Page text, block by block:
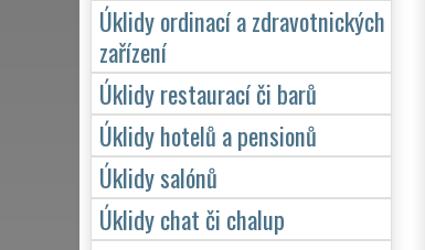
Úklidy ordinací a zdravotnických
zařízení
Úklidy restaurací či barů
Úklidy hotelů a pensionů
Úklidy salónů
Úklidy chat či chalup